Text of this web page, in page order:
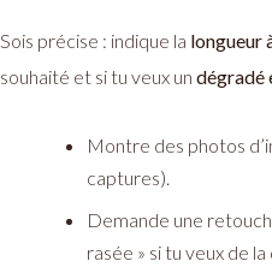
Sois précise : indique la longueur
souhaité et si tu veux un dégradé
Montre des photos
captures).
Demande une
rasée » si tu veux de la